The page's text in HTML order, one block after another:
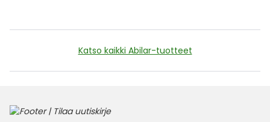
Katso kaikki Abilar-tuotteet